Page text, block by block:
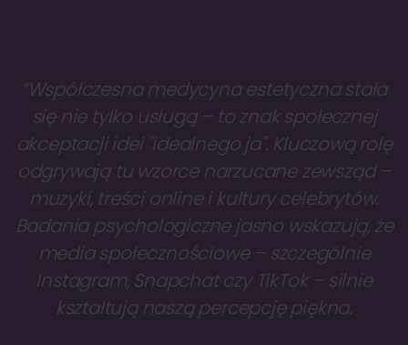
“Współczesna medycyna estetyczna stała
się nie tylko usługą – to znak społecznej
akceptacji idei "idealnego ja". Kluczową rolę
odgrywają tu wzorce narzucane zewsząd –
muzyki, treści online i kultury celebrytów.
Badania psychologiczne jasno wskazują, że
media społecznościowe – szczególnie
Instagram, Snapchat czy TikTok – silnie
kształtują naszą percepcję piękna.